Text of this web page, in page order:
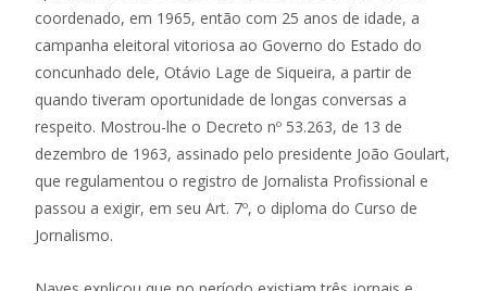
coordenado, em 1965, então com 25 anos de idade, a
campanha eleitoral vitoriosa ao Governo do Estado do
concunhado dele, Otávio Lage de Siqueira, a partir de
quando tiveram oportunidade de longas conversas a
respeito. Mostrou-lhe o Decreto nº 53.263, de 13 de
dezembro de 1963, assinado pelo presidente João Goulart,
que regulamentou o registro de Jornalista Profissional e
passou a exigir, em seu Art. 7º, o diploma do Curso de
Jornalismo.